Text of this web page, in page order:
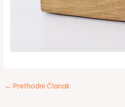
← Prethodni Članak